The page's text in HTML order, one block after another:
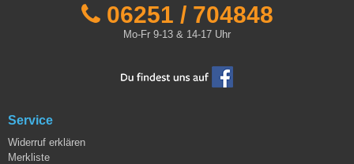
06251 / 704848
Mo-Fr 9-13 & 14-17 Uhr
Service
Widerruf erklären
Merkliste